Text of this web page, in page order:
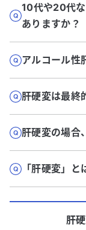
10代や20代
ありますか？
アルコール性
肝硬変は最終
肝硬変の場合
「肝硬変」
肝